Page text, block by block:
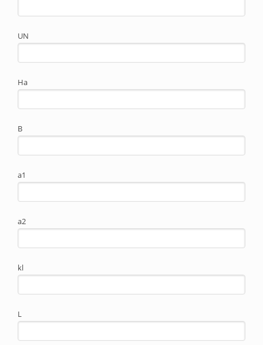
UN
Ha
B
a1
a2
kl
L